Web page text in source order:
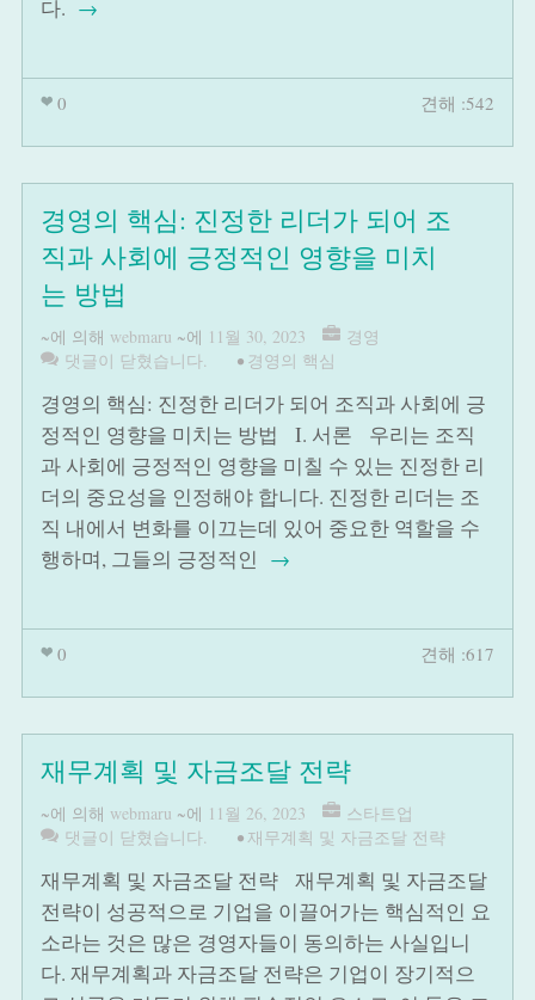
다. →
0 견해 :542
경영의 핵심: 진정한 리더가 되어 조
직과 사회에 긍정적인 영향을 미치
는 방법
~에 의해 webmaru ~에 11월 30, 2023
경영
댓글이 닫혔습니다.
• 경영의 핵심
경영의 핵심: 진정한 리더가 되어 조직과 사회에 긍
정적인 영향을 미치는 방법 I. 서론 우리는 조직
과 사회에 긍정적인 영향을 미칠 수 있는 진정한 리
더의 중요성을 인정해야 합니다. 진정한 리더는 조
직 내에서 변화를 이끄는데 있어 중요한 역할을 수
행하며, 그들의 긍정적인 →
0 견해 :617
재무계획 및 자금조달 전략
~에 의해 webmaru ~에 11월 26, 2023
스타트업
댓글이 닫혔습니다.
• 재무계획 및 자금조달 전략
재무계획 및 자금조달 전략 재무계획 및 자금조달
전략이 성공적으로 기업을 이끌어가는 핵심적인 요
소라는 것은 많은 경영자들이 동의하는 사실입니
다. 재무계획과 자금조달 전략은 기업이 장기적으